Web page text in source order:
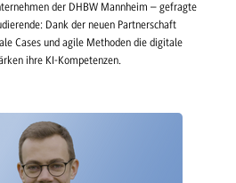
der DHBW Mannheim – gefragte
Dank der neuen Partnerschaft
Cases und agile Methoden die digitale
ihre KI-Kompetenzen.